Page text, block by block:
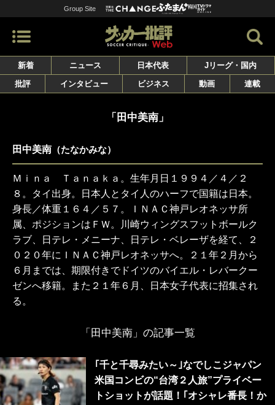
Group Site
新着 ニュース 日本代表
Jリーグ・国内
批評
インタビュー ビジネス 動画 連載
「田中美南」
田中美南 （たなかみな）
Ｍｉｎａ Ｔａｎａｋａ。生年月日１９９４／４／２
８。タイ出身。日本人とタイ人のハーフで国籍は日本。
身長／体重１６４／５７。ＩＮＡＣ神戸レオネッサ所
属、ポジションはＦＷ。川崎ウィングスフットボールク
ラブ、日テレ・メニーナ、日テレ・ベレーザを経て、２
０２０年にＩＮＡＣ神戸レオネッサへ。２１年２月から
６月までは、期限付きでドイツのバイエル・レバークー
ゼンへ移籍。また２１年６月、日本女子代表に招集され
る。
「田中美南」の記事一覧
｢千と千尋みたい～｣なでしこジャパン
米国コンビの“台湾２人旅”プライベー
トショットが話題！｢オシャレ番長！か